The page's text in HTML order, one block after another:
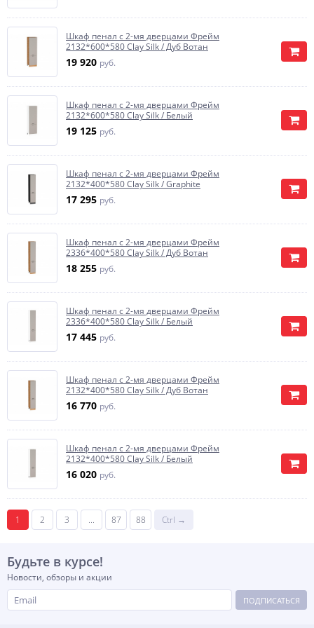
Шкаф пенал с 2-мя дверцами Фрейм
2132*600*580 Clay Silk / Дуб Вотан
19 920 руб.
Шкаф пенал с 2-мя дверцами Фрейм
2132*600*580 Clay Silk / Белый
19 125 руб.
Шкаф пенал с 2-мя дверцами Фрейм
2132*400*580 Clay Silk / Graphite
17 295 руб.
Шкаф пенал с 2-мя дверцами Фрейм
2336*400*580 Clay Silk / Дуб Вотан
18 255 руб.
Шкаф пенал с 2-мя дверцами Фрейм
2336*400*580 Clay Silk / Белый
17 445 руб.
Шкаф пенал с 2-мя дверцами Фрейм
2132*400*580 Clay Silk / Дуб Вотан
16 770 руб.
Шкаф пенал с 2-мя дверцами Фрейм
2132*400*580 Clay Silk / Белый
16 020 руб.
1 2 3 ... 87 88 Ctrl →
Будьте в курсе!
Новости, обзоры и акции
ПОДПИСАТЬСЯ